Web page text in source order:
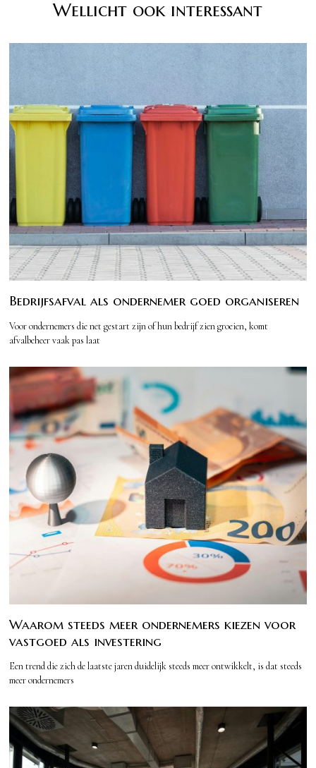
Wellicht ook interessant
Bedrijfsafval als ondernemer goed organiseren
Voor ondernemers die net gestart zijn of hun bedrijf zien groeien, komt
afvalbeheer vaak pas laat
Waarom steeds meer ondernemers kiezen voor
vastgoed als investering
Een trend die zich de laatste jaren duidelijk steeds meer ontwikkelt, is dat steeds
meer ondernemers